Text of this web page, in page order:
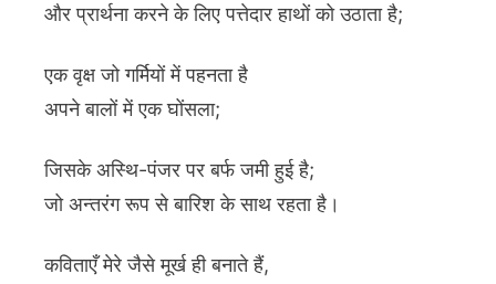
और प्रार्थना करने के लिए पत्तेदार हाथों को उठाता है;
एक वृक्ष जो गर्मियों में पहनता है
अपने बालों में एक घोंसला;
जिसके अस्थि-पंजर पर बर्फ जमी हुई है;
जो अन्तरंग रूप से बारिश के साथ रहता है।
कविताएँ मेरे जैसे मूर्ख ही बनाते हैं,